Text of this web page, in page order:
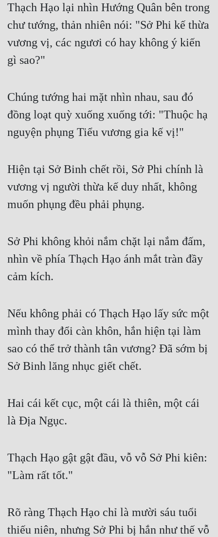
Thạch Hạo lại nhìn Hướng Quân bên trong
chư tướng, thản nhiên nói: "Sở Phi kế thừa
vương vị, các ngươi có hay không ý kiến
gì sao?"
Chúng tướng hai mặt nhìn nhau, sau đó
đồng loạt quỳ xuống xuống tới: "Thuộc hạ
nguyện phụng Tiểu vương gia kế vị!"
Hiện tại Sở Binh chết rồi, Sở Phi chính là
vương vị người thừa kế duy nhất, không
muốn phụng đều phải phụng.
Sở Phi không khỏi nắm chặt lại nắm đấm,
nhìn về phía Thạch Hạo ánh mắt tràn đầy
cảm kích.
Nếu không phải có Thạch Hạo lấy sức một
mình thay đổi càn khôn, hắn hiện tại làm
sao có thể trở thành tân vương? Đã sớm bị
Sở Binh lăng nhục giết chết.
Hai cái kết cục, một cái là thiên, một cái
là Địa Ngục.
Thạch Hạo gật gật đầu, vỗ vỗ Sở Phi kiên:
"Làm rất tốt."
Rõ ràng Thạch Hạo chỉ là mười sáu tuổi
thiếu niên, nhưng Sở Phi bị hắn như thế vỗ